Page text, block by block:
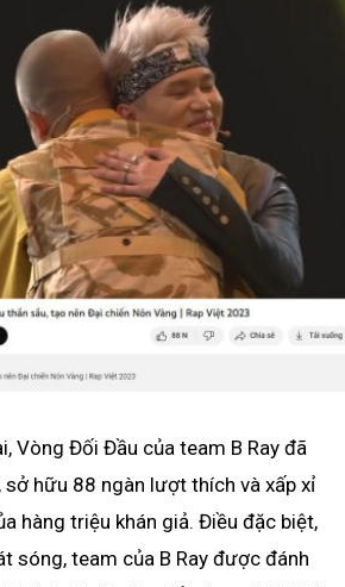
Vòng Đối Đầu của team B Ray đã
hữu 88 ngàn lượt thích và xấp xỉ
hàng triệu khán giả. Điều đặc biệt,
sóng, team của B Ray được đánh